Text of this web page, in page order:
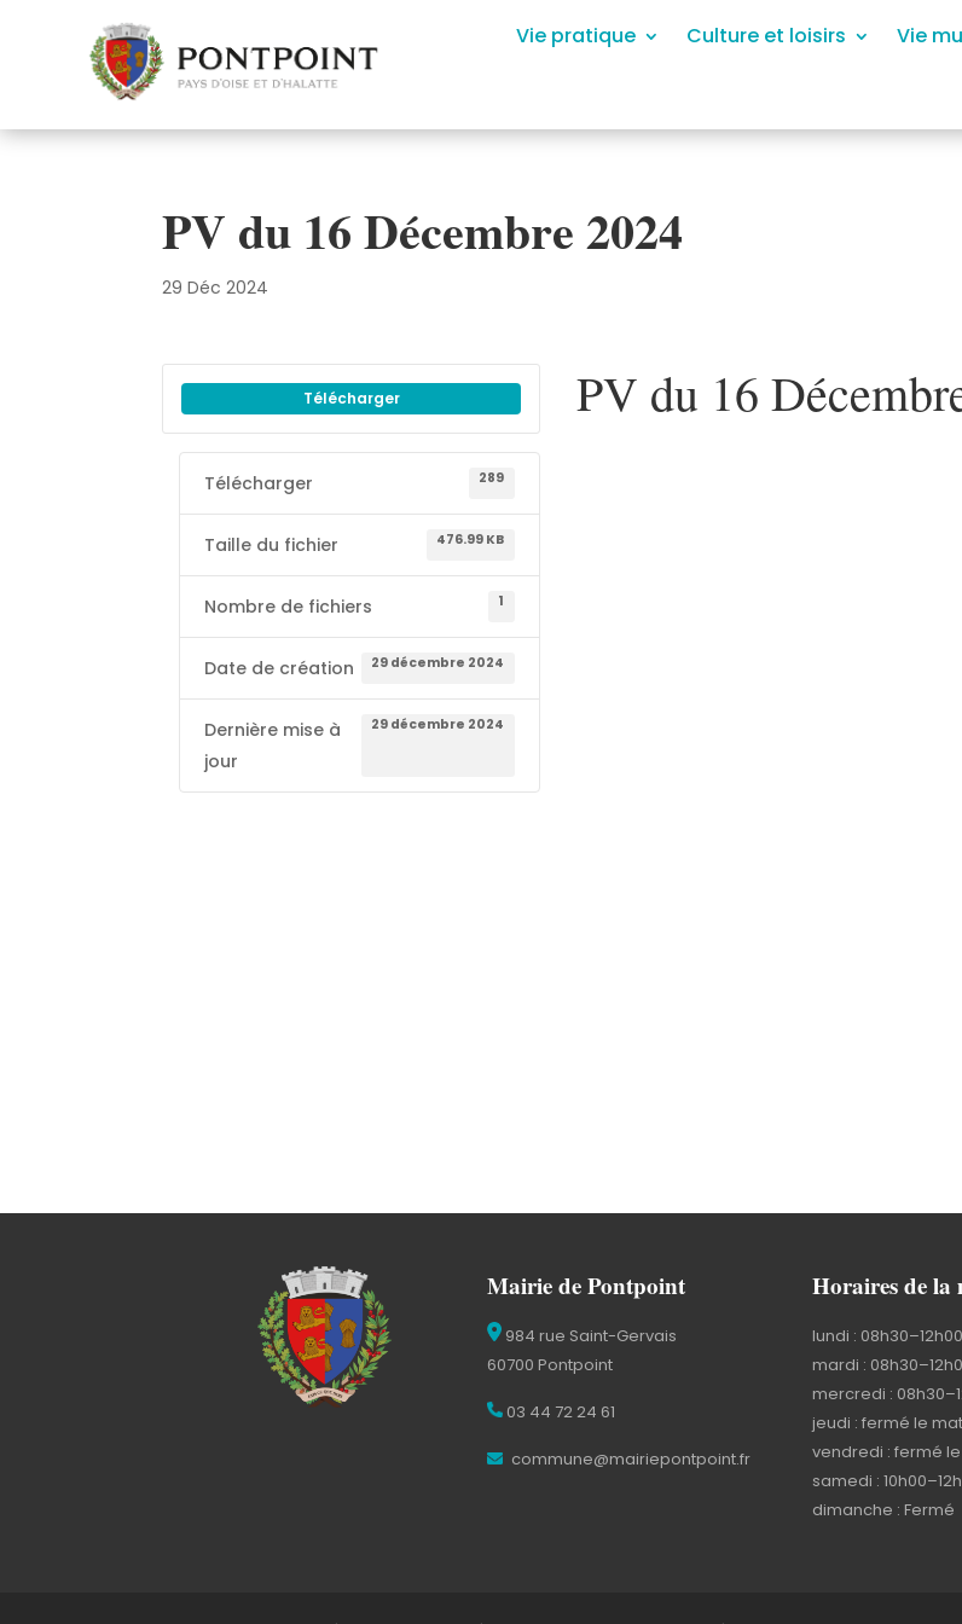
Vie pratique Culture et loisirs Vie
PV du 16 Décembre 2024
29 Déc 2024
Télécharger
Télécharger 289
Taille du fichier 476.99 KB
Nombre de fichiers 1
Date de création 29 décembre 2024
Dernière mise à
jour
29 décembre 2024
PV du 16
Mairie de Pontpoint
984 rue Saint-Gervais
60700 Pontpoint
03 44 72 24 61
commune@mairiepontpoint.fr
Horaires de la
lundi :
mardi :
mercredi :
jeudi : fermé le
vendredi : fermé le
samedi :
dimanche : Fermé